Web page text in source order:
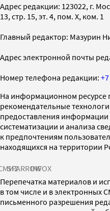
Адрес редакции: 123022, г.
13, стр. 15, эт. 4, пом. X, ком. 1
Главный редактор: Мазурин
Адрес электронной почты
Номер телефона редакции:
На информационном ресурсе
рекомендательные
предоставления информации
систематизации и анализа
к предпочтениям
находящихся на территории
SPARROWINFOX
Перепечатка материалов и
в том числе и в электронных
письменного разрешения